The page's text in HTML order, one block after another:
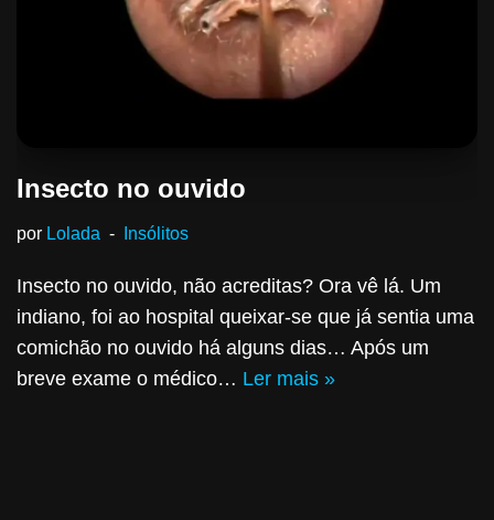
Insecto no ouvido
por Lolada Insólitos
Insecto no ouvido, não acreditas? Ora vê lá. Um
indiano, foi ao hospital queixar-se que já sentia uma
comichão no ouvido há alguns dias… Após um
breve exame o médico… Ler mais »